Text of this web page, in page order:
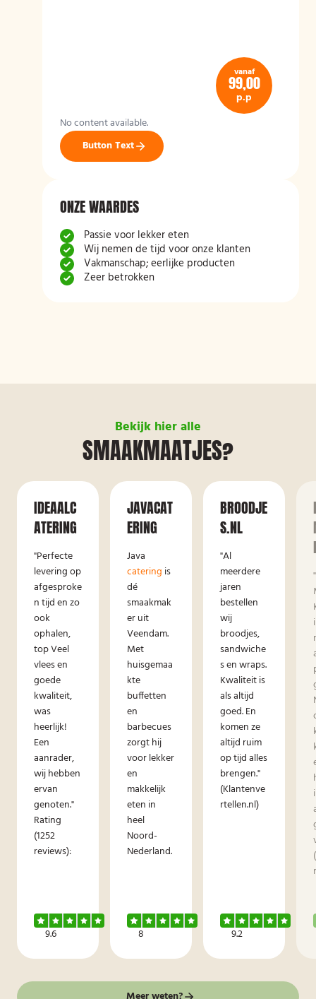
vanaf
99,00
p.p
No content available.
Button Text
ONZE WAARDES
Passie voor lekker eten
Wij nemen de tijd voor onze klanten
Vakmanschap; eerlijke producten
Zeer betrokken
Bekijk hier alle
SMAAKMAATJES?
IDEAALC
ATERING
"Perfecte
levering op
afgesproke
n tijd en zo
ook
ophalen,
top Veel
vlees en
goede
kwaliteit,
was
heerlijk!
Een
aanrader,
wij hebben
ervan
genoten."
Rating
(1252
reviews):
9.6
JAVACAT
ERING
Java
catering is
dé
smaakmak
er uit
Veendam.
Met
huisgemaa
kte
buffetten
en
barbecues
zorgt hij
voor lekker
en
makkelijk
eten in
heel
Noord-
Nederland.
8
BROODJE
S.NL
"Al
meerdere
jaren
bestellen
wij
broodjes,
sandwiche
s en wraps.
Kwaliteit is
als altijd
goed. En
komen ze
altijd ruim
op tijd alles
brengen."
(Klantenve
rtellen.nl)
9.2